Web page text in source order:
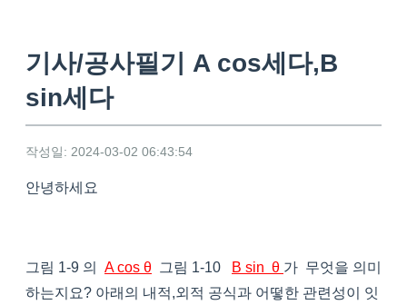
기사/공사필기 A cos세다,B
sin세다
작성일: 2024-03-02 06:43:54
안녕하세요
그림 1-9 의 A cos θ 그림 1-10 B sin θ 가 무엇을 의미
하는지요? 아래의 내적,외적 공식과 어떻한 관련성이 잇